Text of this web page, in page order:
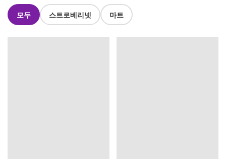
모두 스트로베리넷 마트